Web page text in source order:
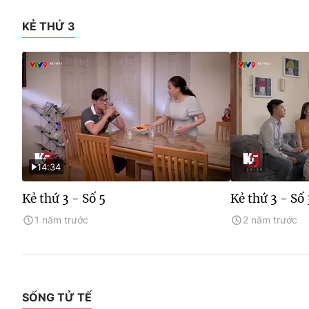
KẺ THỨ 3
14:34
Kẻ thứ 3 - Số 5
1 năm trước
Kẻ thứ 3 - Số
2 năm trước
SỐNG TỬ TẾ